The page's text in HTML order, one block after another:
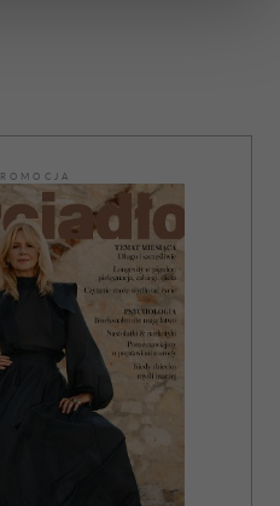
do spersonalizowania treści
społecznościowe i
udostępniamy partnerom
i analitycznym.
informacje z innymi danymi
podczas